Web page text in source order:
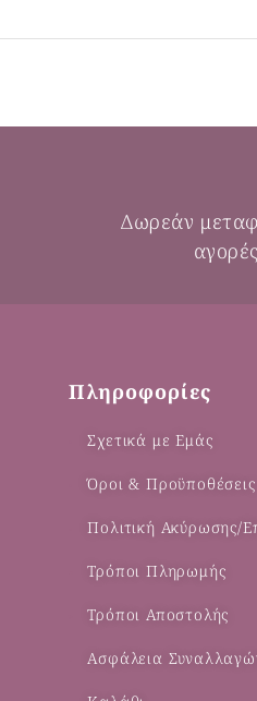
Δωρεάν
Πληροφορίες
Σχετικά με Εμάς
Όροι & Προϋποθέσεις
Πολιτική Ακύρωσης/
Τρόποι Πληρωμής
Τρόποι Αποστολής
Ασφάλεια